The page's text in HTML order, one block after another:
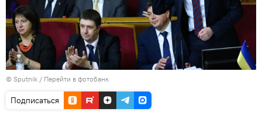
© Sputnik / Перейти в фотобанк
Подписаться